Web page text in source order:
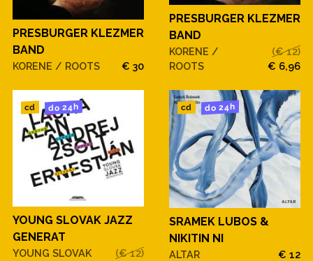
PRESBURGER KLEZMER
BAND
KORENE / ROOTS € 30
PRESBURGER KLEZMER
BAND
KORENE /
ROOTS
(€ 12)
€ 6,96
cd do 24h
YOUNG SLOVAK JAZZ
GENERAT
YOUNG SLOVAK
(€ 12)
cd do 24h
SRAMEK LUBOS &
NIKITIN NI
ALTAR € 12